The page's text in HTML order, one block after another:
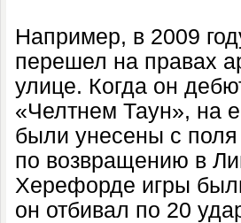
Например, в 2009
перешел на правах
улице. Когда он
«Челтнем Таун», на
были унесены с поля
по возвращению в
Херефорде игры
он отбивал по 20